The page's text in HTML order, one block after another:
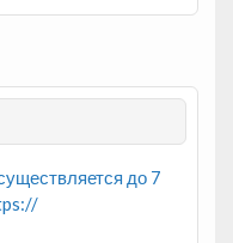
до 7